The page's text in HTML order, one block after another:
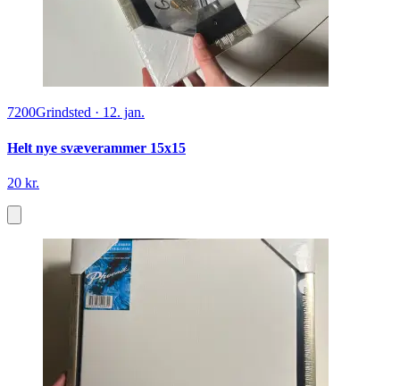
7200Grindsted · 12. jan.
Helt nye svæverammer 15x15
20 kr.